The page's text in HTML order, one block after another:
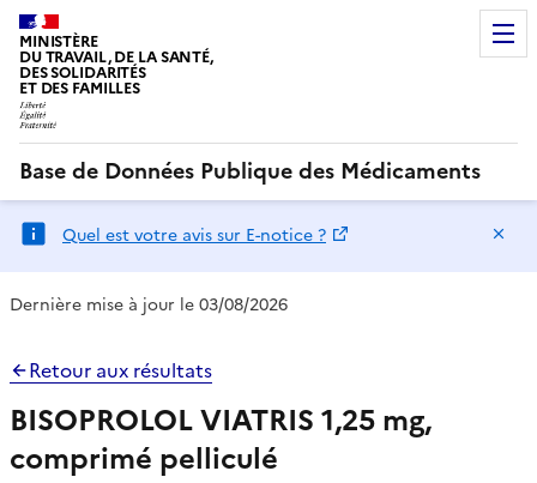
MINISTÈRE
DU TRAVAIL, DE LA SANTÉ,
DES SOLIDARITÉS
ET DES FAMILLES
Base de Données Publique des Médicaments
Quel est votre avis sur E-notice ?
Dernière mise à jour le 03/08/2026
Retour aux résultats
BISOPROLOL VIATRIS 1,25 mg,
comprimé pelliculé